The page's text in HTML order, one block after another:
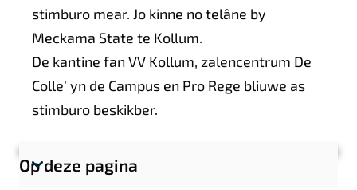
stimburo mear. Jo kinne no telâne by
Meckama State te Kollum.
De kantine fan VV Kollum, zalencentrum De
Colle’ yn de Campus en Pro Rege bliuwe as
stimburo beskikber.
Op deze pagina
T